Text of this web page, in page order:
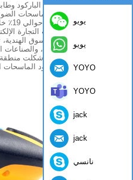
ومن المتوقع الباركود الماسحات
التجزئة وأمبير. وشكلت التجارة
الضوئية والطابعات السوق
التوريد، والسيارات، والصناعات
والحكومة القطاعات. شكلت
للحصة أغلبية في الباركود
يويو
يويو
YOYO
YOYO
jack
jack
نانسي